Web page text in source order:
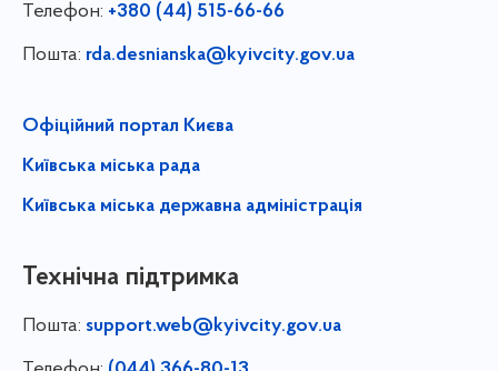
Телефон: +380 (44) 515-66-66
Пошта: rda.desnianska@kyivcity.gov.ua
Офіційний портал Києва
Київська міська рада
Київська міська державна адміністрація
Технічна підтримка
Пошта: support.web@kyivcity.gov.ua